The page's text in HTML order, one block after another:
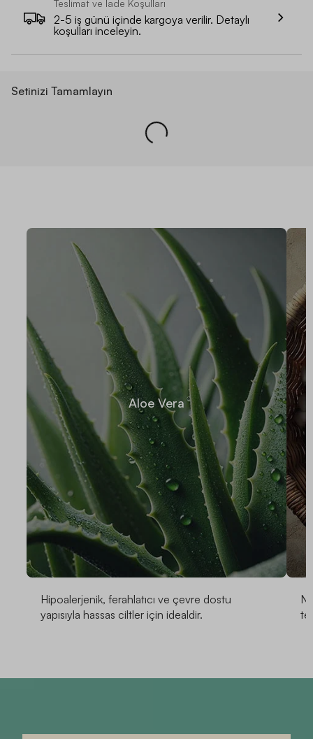
Teslimat ve İade Koşulları
2-5 iş günü içinde kargoya verilir. Detaylı
koşulları inceleyin.
Setinizi Tamamlayın
Aloe Vera
Hipoalerjenik, ferahlatıcı ve çevre dostu
yapısıyla hassas ciltler için idealdir.